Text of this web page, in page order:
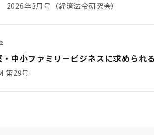
年3月号（経済法令研究会）
・中小ファミリービジネスに求められ
第29号